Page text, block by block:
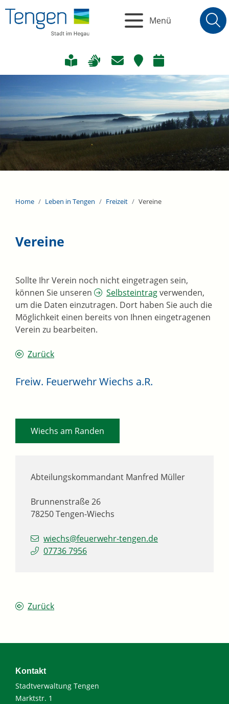
Menü
Home Leben in Tengen Freizeit Vereine
Vereine
Sollte Ihr Verein noch nicht eingetragen sein,
können Sie unseren
Selbsteintragverwenden,
um die Daten einzutragen. Dort haben Sie auch die
Möglichkeit einen bereits von Ihnen eingetragenen
Verein zu bearbeiten.
Zurück
Freiw. Feuerwehr Wiechs a.R.
Abteilungskommandant Manfred Müller
Brunnenstraße 26
78250Tengen-Wiechs
wiechs@feuerwehr-tengen.de
07736 7956
Wiechs am Randen
Zurück
Kontakt
Stadtverwaltung Tengen
Marktstr. 1